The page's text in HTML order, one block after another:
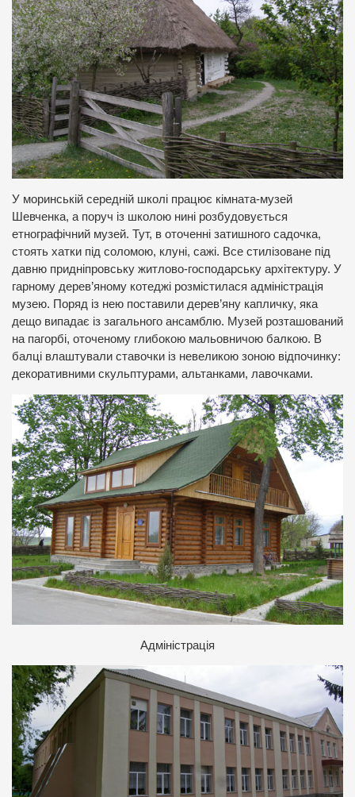
У моринській середній школі працює кімната-музей
Шевченка, а поруч із школою нині розбудовується
етнографічний музей. Тут, в оточенні затишного садочка,
стоять хатки під соломою, клуні, сажі. Все стилізоване під
давню придніпровську житлово-господарську архітектуру. У
гарному дерев’яному котеджі розмістилася адміністрація
музею. Поряд із нею поставили дерев’яну капличку, яка
дещо випадає із загального ансамблю. Музей розташований
на пагорбі, оточеному глибокою мальовничою балкою. В
балці влаштували ставочки із невеликою зоною відпочинку:
декоративними скульптурами, альтанками, лавочками.
Адміністрація